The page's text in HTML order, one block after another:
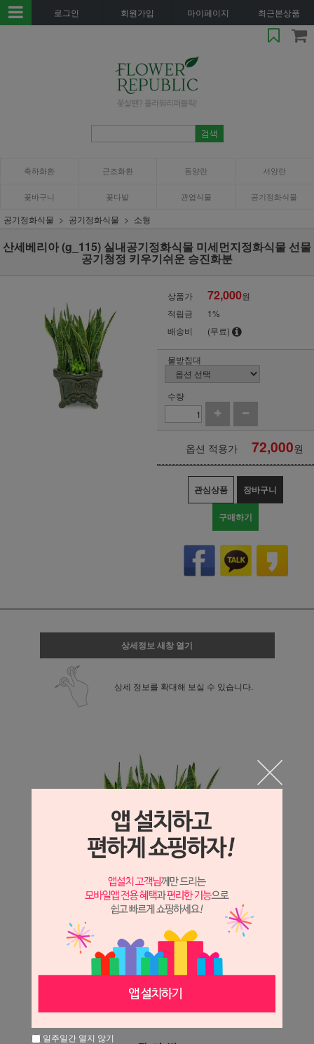
로그인 회원가입 마이페이지 최근본상품
축하화환 근조화환 동양란 서양란
꽃바구니 꽃다발 관엽식물 공기정화식물
공기정화식물 공기정화식물 소형
산세베리아 (g_115) 실내공기정화식물 미세먼지정화식물 선물
공기청정 키우기쉬운 승진화분
상품가 72,000원
적립금
1%
배송비
(무료)
물받침대
수량
옵션 적용가 72,000원
관심상품 장바구니
구매하기
상세정보 새창 열기
상세 정보를 확대해 보실 수 있습니다.
일주일간 열지 않기